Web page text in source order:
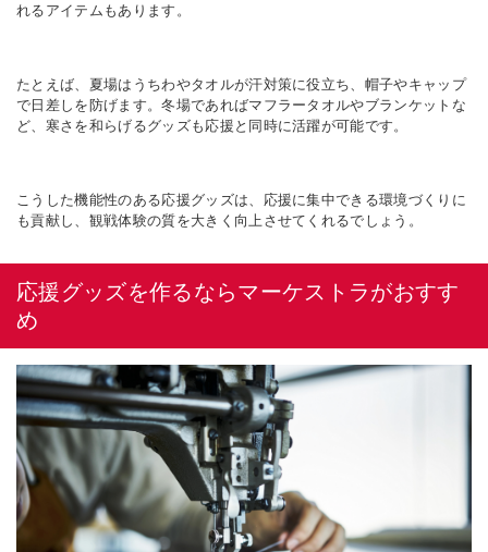
れるアイテムもあります。
たとえば、夏場はうちわやタオルが汗対策に役立ち、帽子やキャップ
で日差しを防げます。冬場であればマフラータオルやブランケットな
ど、寒さを和らげるグッズも応援と同時に活躍が可能です。
こうした機能性のある応援グッズは、応援に集中できる環境づくりに
も貢献し、観戦体験の質を大きく向上させてくれるでしょう。
応援グッズを作るならマーケストラがおすす
め